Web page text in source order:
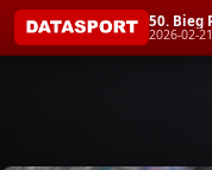
2026-02-21